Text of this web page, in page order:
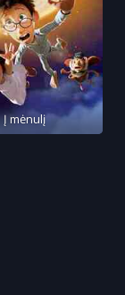
Į mėnulį